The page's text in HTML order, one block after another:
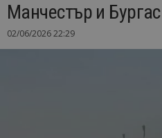
Манчестър и Бургас
02/06/2026 22:29